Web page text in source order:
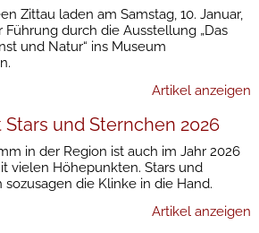
Zittau laden am Samstag, 10. Januar,
Führung durch die Ausstellung „Das
und Natur“ ins Museum
Artikel anzeigen
und Sternchen 2026
in der Region ist auch im Jahr 2026
vielen Höhepunkten. Stars und
die Klinke in die Hand.
Artikel anzeigen